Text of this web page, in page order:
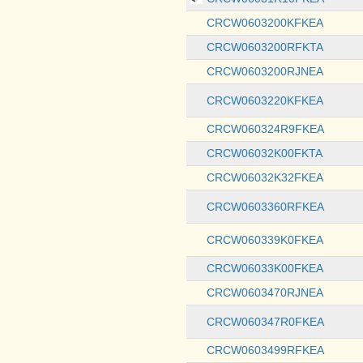
CRCW0603200KFKEA
CRCW0603200RFKTA
CRCW0603200RJNEA
CRCW0603220KFKEA
CRCW060324R9FKEA
CRCW06032K00FKTA
CRCW06032K32FKEA
CRCW0603360RFKEA
CRCW060339K0FKEA
CRCW06033K00FKEA
CRCW0603470RJNEA
CRCW060347R0FKEA
CRCW0603499RFKEA